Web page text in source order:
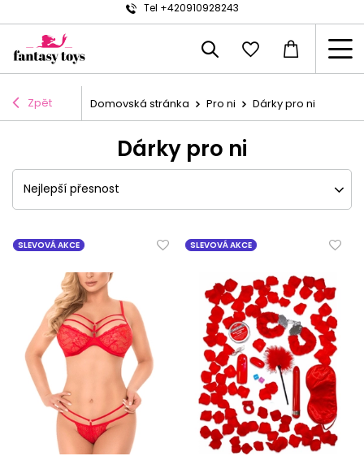
Tel +420910928243
Zpět Domovská stránka Pro ni Dárky pro ni
Dárky pro ni
Nejlepší přesnost
SLEVOVÁ AKCE SLEVOVÁ AKCE